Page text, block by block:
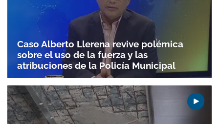
Caso Alberto Llerena revive polémica
sobre el uso de la fuerza y las
atribuciones de la Policía Municipal